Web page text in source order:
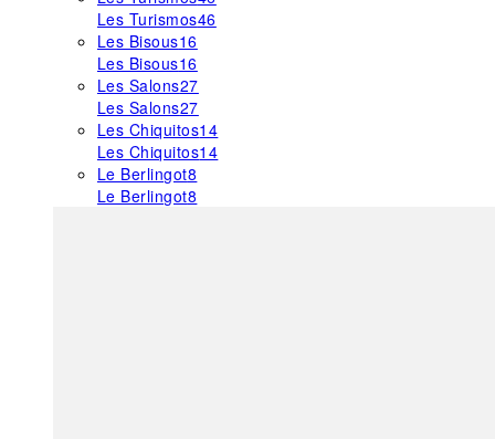
Les Turismos46
Les Bisous16
Les Bisous16
Les Salons27
Les Salons27
Les Chiquitos14
Les Chiquitos14
Le Berlingot8
Le Berlingot8